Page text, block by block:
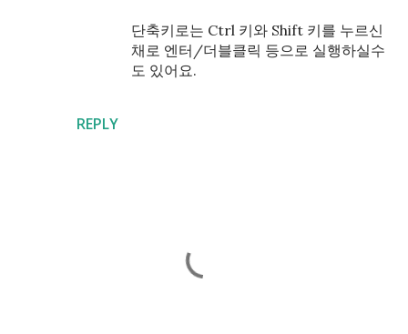
REPLY
단축키로는 Ctrl 키와 Shift 키를 누르신
채로 엔터/더블클릭 등으로 실행하실수
도 있어요.